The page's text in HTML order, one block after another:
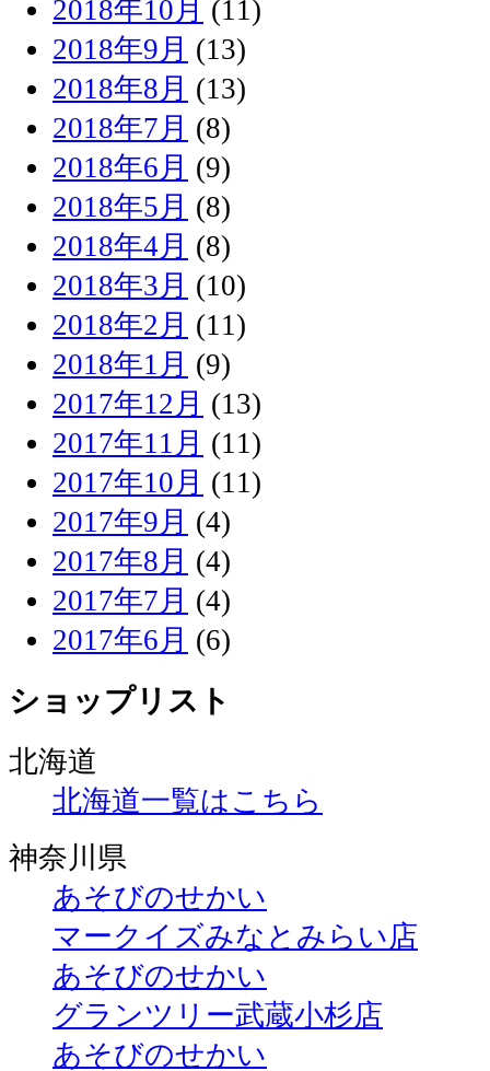
2018年10月 (11)
2018年9月 (13)
2018年8月 (13)
2018年7月 (8)
2018年6月 (9)
2018年5月 (8)
2018年4月 (8)
2018年3月 (10)
2018年2月 (11)
2018年1月 (9)
2017年12月 (13)
2017年11月 (11)
2017年10月 (11)
2017年9月 (4)
2017年8月 (4)
2017年7月 (4)
2017年6月 (6)
ショップリスト
北海道
北海道一覧はこちら
神奈川県
あそびのせかい
マークイズみなとみらい店
あそびのせかい
グランツリー武蔵小杉店
あそびのせかい